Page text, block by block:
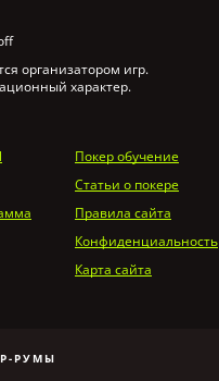
организатором игр.
характер.
Покер обучение
Статьи о покере
Правила сайта
Конфиденциальность
Карта сайта
РУМЫ